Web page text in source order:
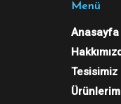
Menü
Anasayfa
Tesisimiz